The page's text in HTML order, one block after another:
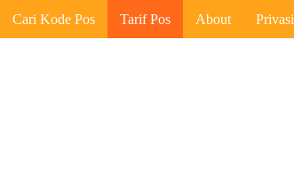
Cari Kode Pos Tarif Pos About Privasi